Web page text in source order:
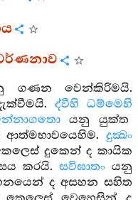
ගණන වෙන්කිරිමයි.
ද්වීහි ධම්මෙහි
යනු යුක්ත
දුක්‍ඛං
දුකෙන් ද කායික
කරයි. සවිඝාතංයනු
ද අසහන සහිත